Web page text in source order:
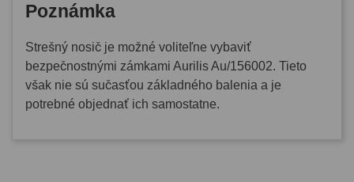
Poznámka
Strešný nosič je možné voliteľne vybaviť
bezpečnostnými zámkami Aurilis Au/156002. Tieto
však nie sú sučasťou základného balenia a je
potrebné objednať ich samostatne.